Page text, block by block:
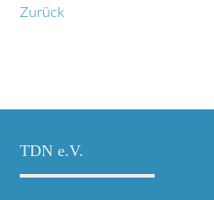
Zurück
TDN e.V.